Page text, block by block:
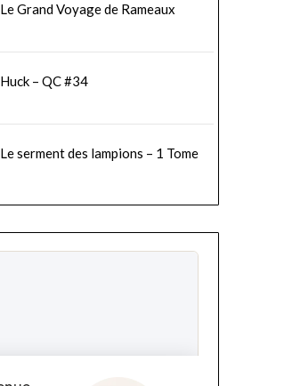
Le Grand Voyage de Rameaux
Huck – QC #34
Le serment des lampions – 1 Tome